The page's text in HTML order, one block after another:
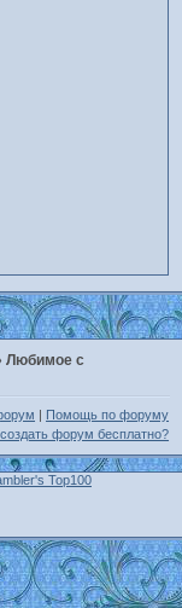
Любимое с
Помощь по форуму